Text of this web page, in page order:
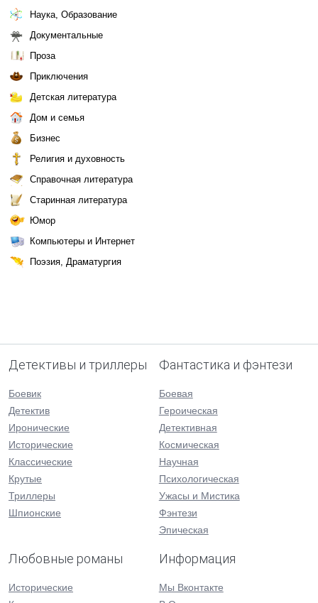
Наука, Образование
Документальные
Проза
Приключения
Детская литература
Дом и семья
Бизнес
Религия и духовность
Справочная литература
Старинная литература
Юмор
Компьютеры и Интернет
Поэзия, Драматургия
Детективы и триллеры
Боевик
Детектив
Иронические
Исторические
Классические
Крутые
Триллеры
Шпионские
Фантастика и фэнтези
Боевая
Героическая
Детективная
Космическая
Научная
Психологическая
Ужасы и Мистика
Фэнтези
Эпическая
Любовные романы
Исторические
Информация
Мы Вконтакте